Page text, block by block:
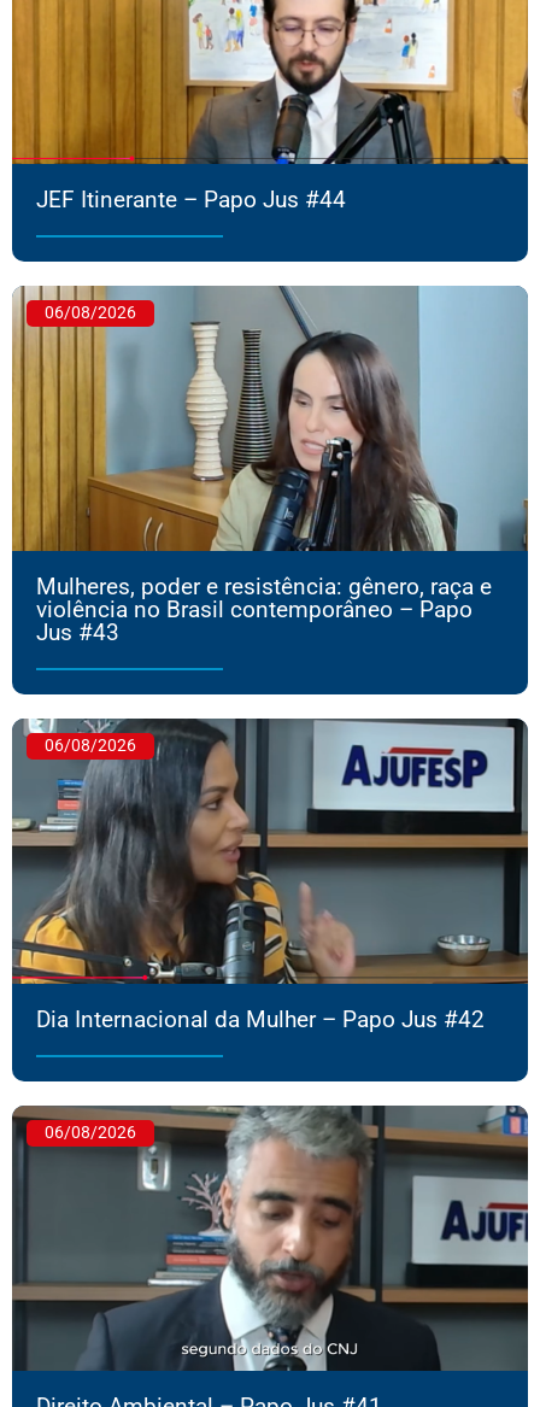
JEF Itinerante – Papo Jus #44
06/08/2026
Mulheres, poder e resistência: gênero, raça e
violência no Brasil contemporâneo – Papo
Jus #43
06/08/2026
Dia Internacional da Mulher – Papo Jus #42
06/08/2026